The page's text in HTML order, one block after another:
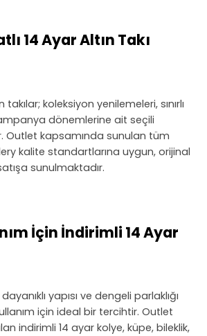
14 Ayar Altın Takı
koleksiyon yenilemeleri, sınırlı
dönemlerine ait seçili
Outlet kapsamında sunulan tüm
kalite standartlarına uygun, orijinal
sunulmaktadır.
İçin İndirimli 14 Ayar
yapısı ve dengeli parlaklığı
için ideal bir tercihtir. Outlet
indirimli 14 ayar kolye, küpe, bileklik,